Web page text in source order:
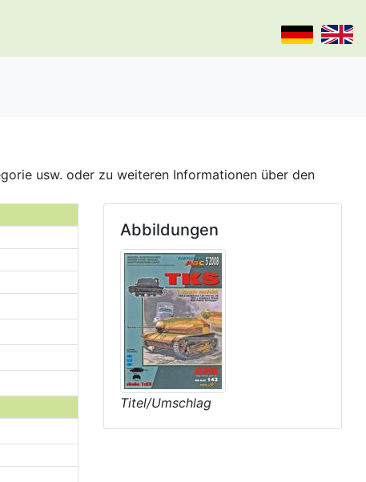
usw. oder zu weiteren Informationen über den
Abbildungen
Titel/Umschlag